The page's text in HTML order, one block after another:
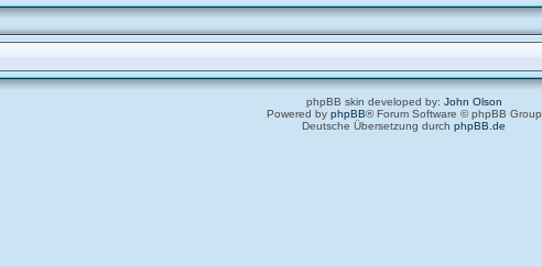
phpBB skin developed by: John Olson
Powered by phpBB® Forum Software © phpBB Group
Deutsche Übersetzung durchphpBB.de